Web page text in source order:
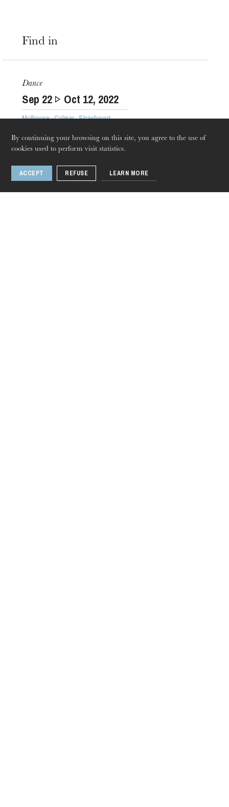
By continuing your browsing on this site, you agree to the use of
cookies used to perform visit statistics.
ACCEPT REFUSE LEARN MORE
Find in
Dance
Sep 22 Oct 12, 2022
Mulhouse · Colmar · Strasbourg